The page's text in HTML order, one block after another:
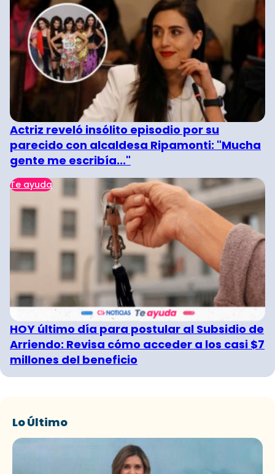
Actriz reveló insólito episodio por su
parecido con alcaldesa Ripamonti: "Mucha
gente me escribía..."
Te ayuda
HOY último día para postular al Subsidio de
Arriendo: Revisa cómo acceder a los casi $7
millones del beneficio
Lo Último